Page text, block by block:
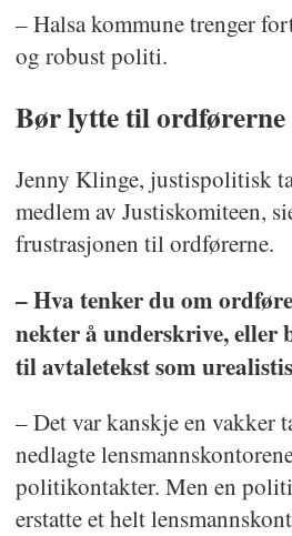
– Halsa kommune trenger
og robust politi.
Bør lytte til ordførerne
Jenny Klinge, justispolitisk
medlem av Justiskomiteen,
frustrasjonen til ordførerne.
– Hva tenker du om
nekter å underskrive, eller
til avtaletekst som
– Det var kanskje en vakker
nedlagte
politikontakter. Men en
erstatte et helt